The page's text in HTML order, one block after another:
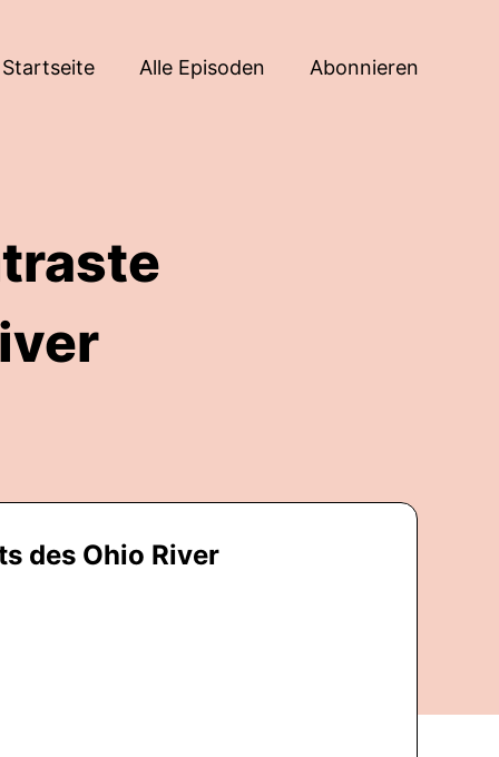
Startseite Alle Episoden Abonnieren